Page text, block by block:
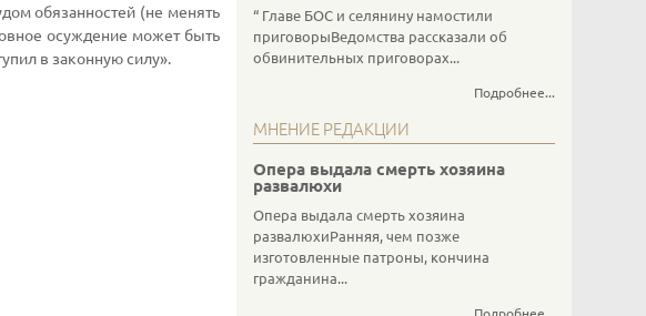
обязанностей (не менять
осуждение может быть
в законную силу».
Главе БОС и селянину намостили
приговорыВедомства рассказали об
обвинительных приговорах...
Подробнее...
МНЕНИЕ РЕДАКЦИИ
Опера выдала смерть хозяина
развалюхи
Опера выдала смерть хозяина
развалюхиРанняя, чем позже
изготовленные патроны, кончина
гражданина...